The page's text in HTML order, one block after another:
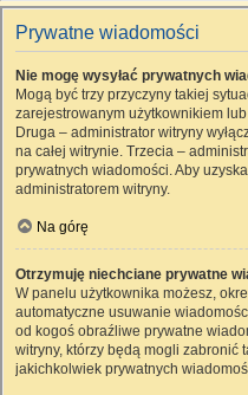
Prywatne wiadomości
Nie mogę wysyłać prywatnych
Mogą być trzy przyczyny takiej
zarejestrowanym użytkownikiem
Druga – administrator witryny
na całej witrynie. Trzecia –
prywatnych wiadomości. Aby
administratorem witryny.
Na górę
Otrzymuję niechciane prywatne
W panelu użytkownika możesz,
automatyczne usuwanie
od kogoś obraźliwe prywatne
witryny, którzy będą mogli zabronić
jakichkolwiek prywatnych